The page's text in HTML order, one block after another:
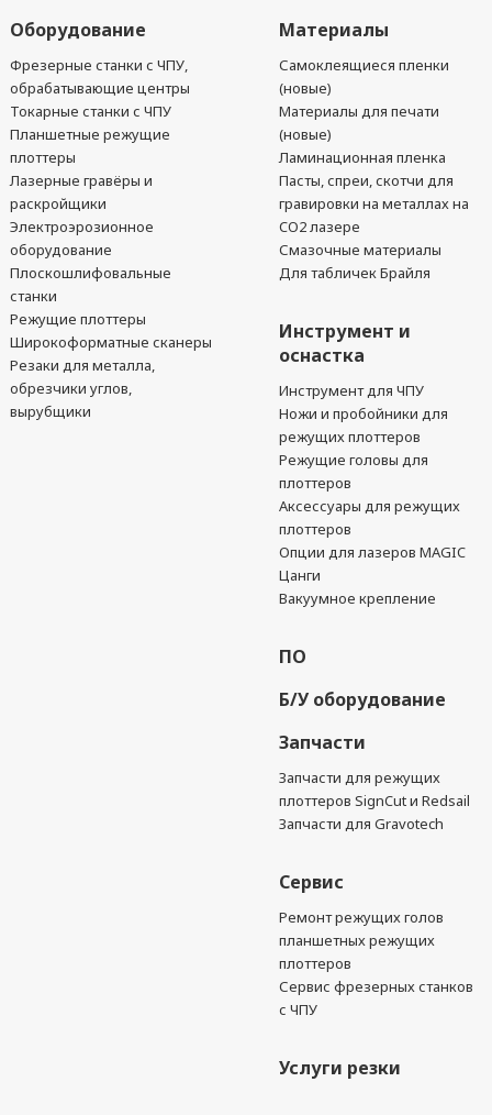
Оборудование
Фрезерные станки с ЧПУ,
обрабатывающие центры
Токарные станки с ЧПУ
Планшетные режущие
плоттеры
Лазерные гравёры и
раскройщики
Электроэрозионное
оборудование
Плоскошлифовальные
станки
Режущие плоттеры
Широкоформатные сканеры
Резаки для металла,
обрезчики углов,
вырубщики
Материалы
Самоклеящиеся пленки
(новые)
Материалы для печати
(новые)
Ламинационная пленка
Пасты, спреи, скотчи для
гравировки на металлах на
CO2 лазере
Смазочные материалы
Для табличек Брайля
Инструмент и
оснастка
Инструмент для ЧПУ
Ножи и пробойники для
режущих плоттеров
Режущие головы для
плоттеров
Аксессуары для режущих
плоттеров
Опции для лазеров MAGIC
Цанги
Вакуумное крепление
ПО
Б/У оборудование
Запчасти
Запчасти для режущих
плоттеров SignCut и Redsail
Запчасти для Gravotech
Сервис
Ремонт режущих голов
планшетных режущих
плоттеров
Сервис фрезерных станков
с ЧПУ
Услуги резки